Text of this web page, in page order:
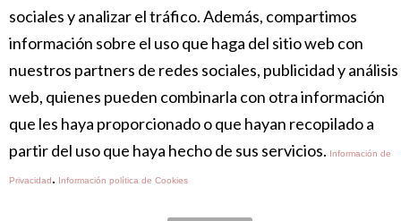
SOCIAL
sociales y analizar el tráfico. Además, compartimos
información sobre el uso que haga del sitio web con
nuestros partners de redes sociales, publicidad y análisis
web, quienes pueden combinarla con otra información
que les haya proporcionado o que hayan recopilado a
partir del uso que haya hecho de sus servicios. Información de
Privacidad. Información política de Cookies